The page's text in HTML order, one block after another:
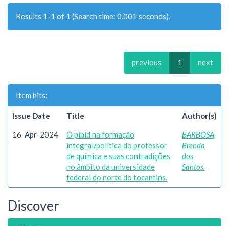
Results 1-1 of 1 (Search time: 0.001 seconds).
previous 1 next
Item hits:
Issue Date Title Author(s)
16-Apr-2024
O pibid na formação
integral/política do professor
de química e suas contradições
no âmbito da universidade
federal do norte do tocantins.
BARBOSA,
Brenda
dos
Santos.
Discover